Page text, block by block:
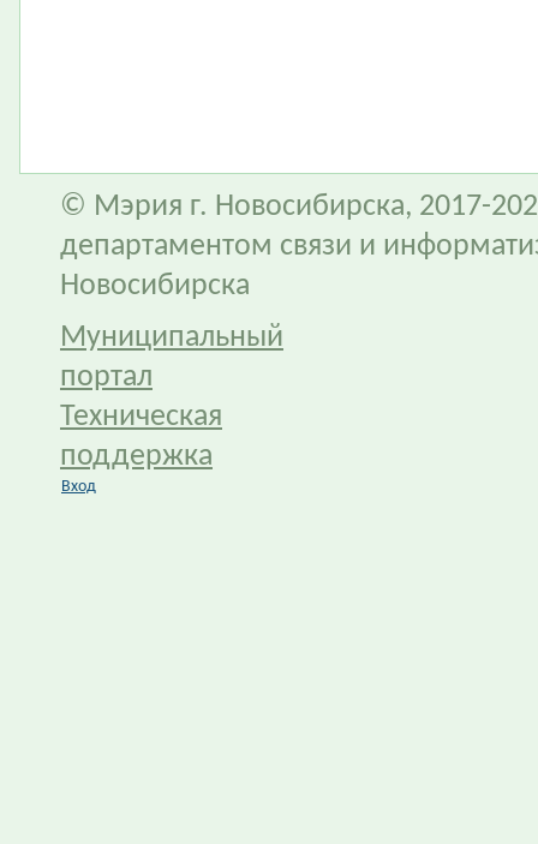
© Мэрия г. Новосибирска, 2017-
департаментом связи и
Новосибирска
Муниципальный
портал
Техническая
поддержка
Вход